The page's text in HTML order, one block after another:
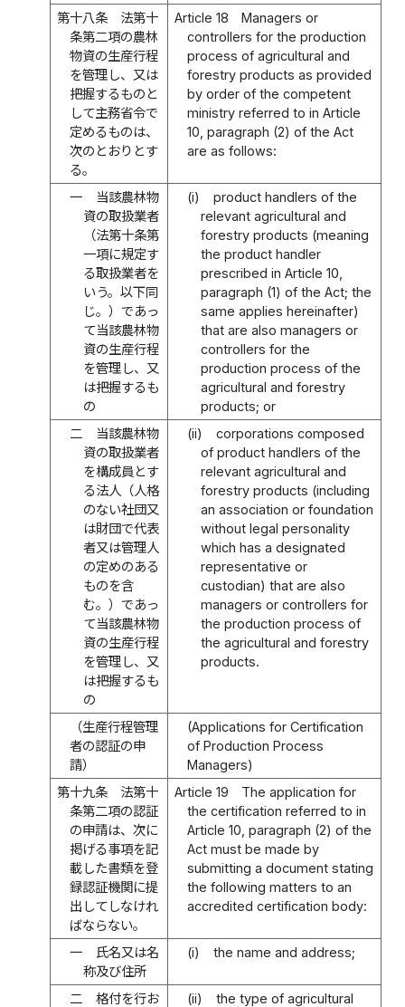
第十八条
法第十
条第二項の農林
物資の生産行程
を管理し、又は
把握するものと
して主務省令で
定めるものは、
次のとおりとす
る。
Article 18
Managers or
controllers for the production
process of agricultural and
forestry products as provided
by order of the competent
ministry referred to in Article
10, paragraph (2) of the Act
are as follows:
一
当該農林物
資の取扱業者
（法第十条第
一項に規定す
る取扱業者を
いう。以下同
じ。）であっ
て当該農林物
資の生産行程
を管理し、又
は把握するも
の
(i)
product handlers of the
relevant agricultural and
forestry products (meaning
the product handler
prescribed in Article 10,
paragraph (1) of the Act; the
same applies hereinafter)
that are also managers or
controllers for the
production process of the
agricultural and forestry
products; or
二
当該農林物
資の取扱業者
を構成員とす
る法人（人格
のない社団又
は財団で代表
者又は管理人
の定めのある
ものを含
む。）であっ
て当該農林物
資の生産行程
を管理し、又
は把握するも
の
(ii)
corporations composed
of product handlers of the
relevant agricultural and
forestry products (including
an association or foundation
without legal personality
which has a designated
representative or
custodian) that are also
managers or controllers for
the production process of
the agricultural and forestry
products.
（生産行程管理
者の認証の申
請）
(Applications for Certification
of Production Process
Managers)
第十九条
法第十
条第二項の認証
の申請は、次に
掲げる事項を記
載した書類を登
録認証機関に提
出してしなけれ
ばならない。
Article 19
The application for
the certification referred to in
Article 10, paragraph (2) of the
Act must be made by
submitting a document stating
the following matters to an
accredited certification body:
一
氏名又は名
称及び住所
(i) the name and address;
二
格付を行お
(ii)
the type of agricultural